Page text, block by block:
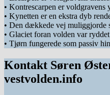
• Kontrescarpen er voldgravens
• Kynetten er en ekstra dyb
• Den dækkede vej muliggjorde
• Glaciet foran volden var
• Tjørn fungerede som passiv
Kontakt Søren
vestvolden.info